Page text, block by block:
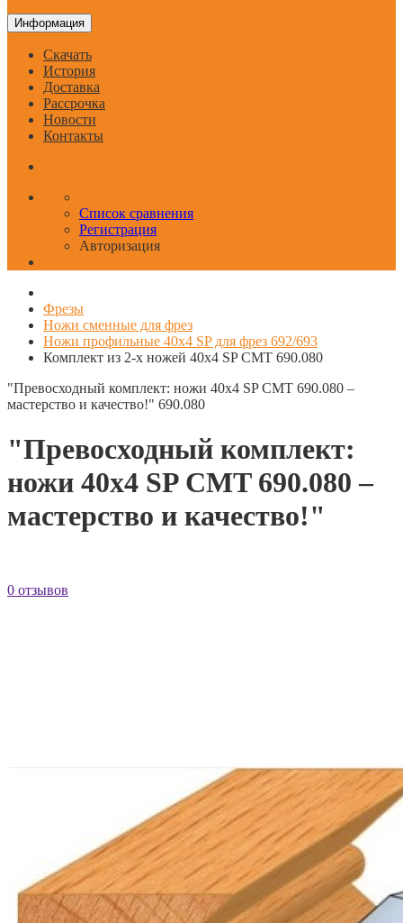
Информация
Скачать
История
Доставка
Рассрочка
Новости
Контакты
Список сравнения
Регистрация
Авторизация
Фрезы
Ножи сменные для фрез
Ножи профильные 40x4 SP для фрез 692/693
Комплект из 2-х ножей 40x4 SP CMT 690.080
"Превосходный комплект: ножи 40x4 SP CMT 690.080 –
мастерство и качество!" 690.080
"Превосходный комплект:
ножи 40x4 SP CMT 690.080 –
мастерство и качество!"
0 отзывов